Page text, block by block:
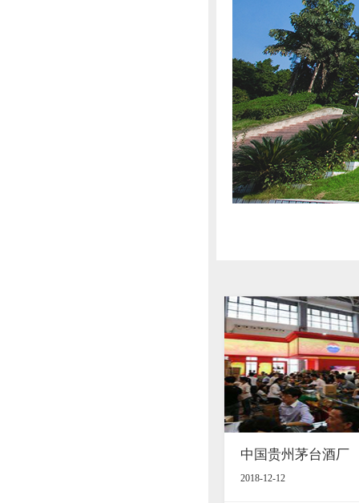
中国贵州茅台酒厂
2018-12-12